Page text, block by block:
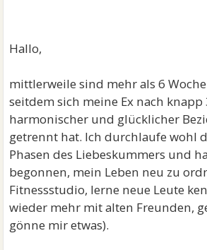
Hallo,
mittlerweile sind mehr als 6
seitdem sich meine Ex nach knapp
harmonischer und glücklicher
getrennt hat. Ich durchlaufe wohl
Phasen des Liebeskummers und
begonnen, mein Leben neu zu
Fitnessstudio, lerne neue Leute
wieder mehr mit alten Freunden,
gönne mir etwas).